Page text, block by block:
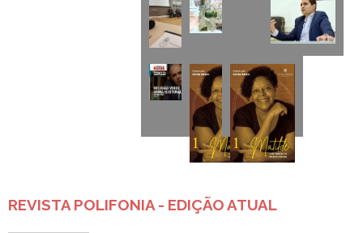
REVISTA POLIFONIA - EDIÇÃO ATUAL